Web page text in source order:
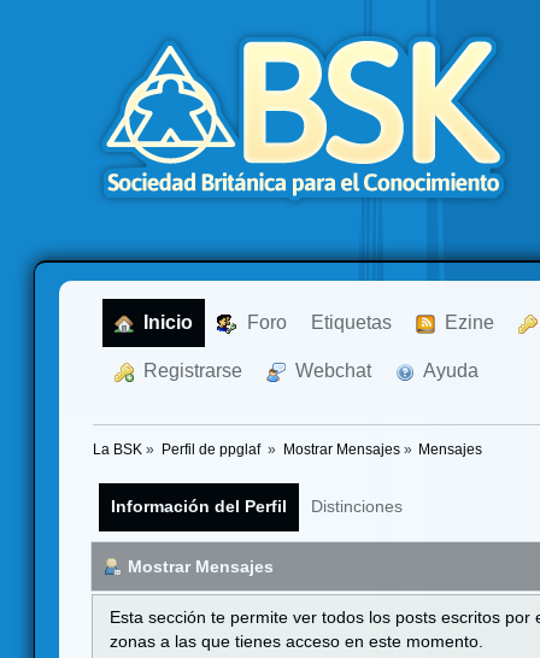
Inicio Foro Etiquetas Ezine
Registrarse Webchat Ayuda
La BSK » Perfil de ppglaf » Mostrar Mensajes» Mensajes
Información del Perfil Distinciones
Mostrar Mensajes
Esta sección te permite ver todos los posts escritos
zonas a las que tienes acceso en este momento.